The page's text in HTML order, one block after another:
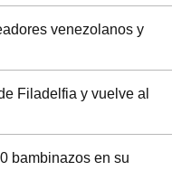
venezolanos y
Filadelfia y vuelve al
bambinazos en su